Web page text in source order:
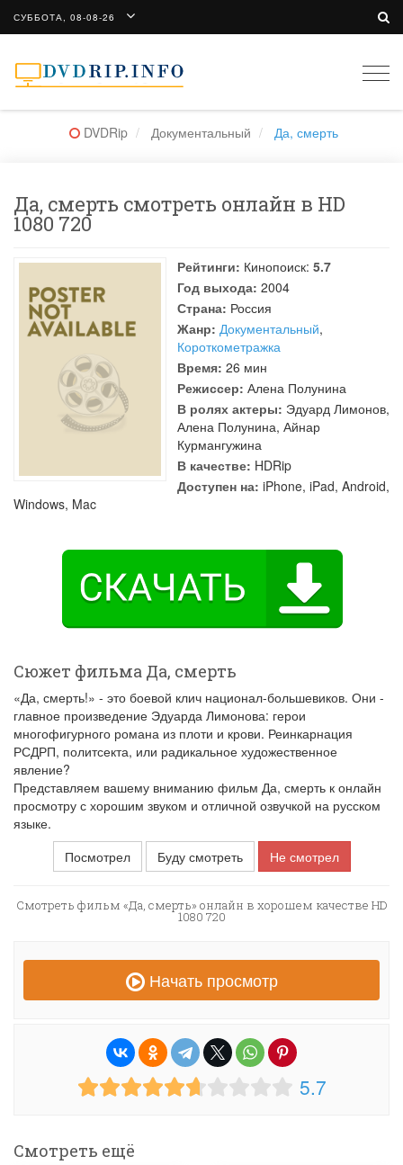
СУББОТА, 08-08-26
DVDRip Документальный Да, смерть
Да, смерть смотреть онлайн в HD
1080 720
Рейтинги: Кинопоиск: 5.7
Год выхода: 2004
Страна: Россия
Жанр: Документальный,
Короткометражка
Время: 26 мин
Режиссер: Алена Полунина
В ролях актеры: Эдуард Лимонов,
Алена Полунина, Айнар
Курмангужина
В качестве: HDRip
Доступен на: iPhone, iPad, Android,
Windows, Mac
Сюжет фильма Да, смерть
«Да, смерть!» - это боевой клич национал-большевиков. Они -
главное произведение Эдуарда Лимонова: герои
многофигурного романа из плоти и крови. Реинкарнация
РСДРП, политсекта, или радикальное художественное
явление?
Представляем вашему вниманию фильм Да, смерть к онлайн
просмотру с хорошим звуком и отличной озвучкой на русском
языке.
Посмотрел
Буду смотреть Не смотрел
Смотреть фильм «Да, смерть» онлайн в хорошем качестве HD
1080 720
Начать просмотр
5.7
Смотреть ещё